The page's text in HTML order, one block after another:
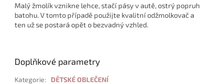
Malý žmolík vznikne lehce, stačí pásy v autě, ostrý popruh
batohu. V tomto případě použijte kvalitní odžmolkovač a
ten už se postará opět o bezvadný vzhled.
Doplňkové parametry
Kategorie:
DĚTSKÉ OBLEČENÍ